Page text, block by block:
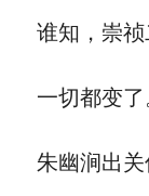
谁知，崇祯
一切都变了
朱幽涧出关